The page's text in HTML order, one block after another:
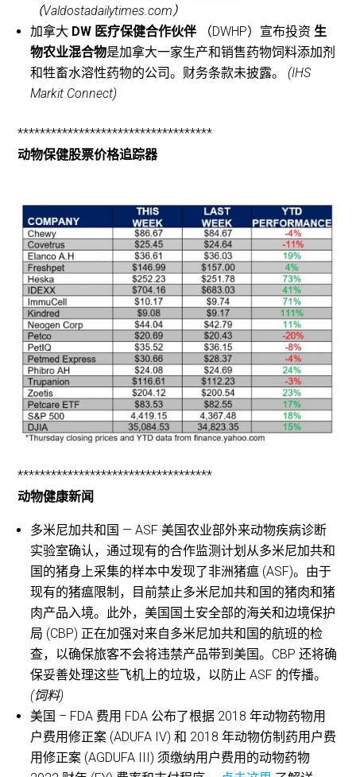
（Valdostadailytimes.com）
加拿大 DW 医疗保健合作伙伴 （DWHP）宣布投资生
物农业混合物是加拿大一家生产和销售药物饲料添加剂
和牲畜水溶性药物的公司。财务条款未披露。 (IHS
Markit Connect)
***********************************
动物保健股票价格追踪器
***********************************
动物健康新闻
多米尼加共和国 — ASF 美国农业部外来动物疾病诊断
实验室确认，通过现有的合作监测计划从多米尼加共和
国的猪身上采集的样本中发现了非洲猪瘟 (ASF)。由于
现有的猪瘟限制，目前禁止多米尼加共和国的猪肉和猪
肉产品入境。此外，美国国土安全部的海关和边境保护
局 (CBP) 正在加强对来自多米尼加共和国的航班的检
查，以确保旅客不会将违禁产品带到美国。CBP 还将确
保妥善处理这些飞机上的垃圾，以防止 ASF 的传播。
(饲料)
美国 – FDA 费用 FDA 公布了根据 2018 年动物药物用
户费用修正案 (ADUFA IV) 和 2018 年动物仿制药用户费
用修正案 (AGDUFA III) 须缴纳用户费用的动物药物